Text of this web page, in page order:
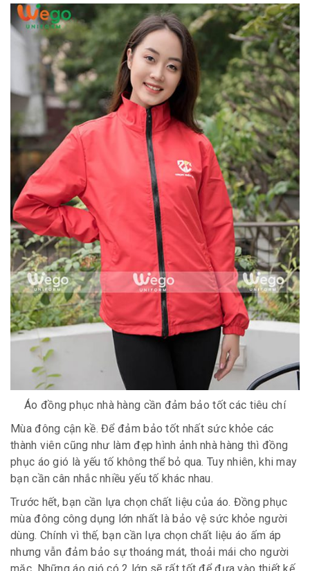
Áo đồng phục nhà hàng cần đảm bảo tốt các tiêu chí
Mùa đông cận kề. Để đảm bảo tốt nhất sức khỏe các
thành viên cũng như làm đẹp hình ảnh nhà hàng thì đồng
phục áo gió là yếu tố không thể bỏ qua. Tuy nhiên, khi may
bạn cần cân nhắc nhiều yếu tố khác nhau.
Trước hết, bạn cần lựa chọn chất liệu của áo. Đồng phục
mùa đông công dụng lớn nhất là bảo vệ sức khỏe người
dùng. Chính vì thế, bạn cần lựa chọn chất liệu áo ấm áp
nhưng vẫn đảm bảo sự thoáng mát, thoải mái cho người
mặc. Những áo gió có 2 lớp sẽ rất tốt để đưa vào thiết kế.